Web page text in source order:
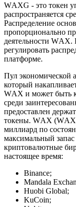
WАXG - это токен
распространяется
Распределение
пропорционально
деятельности WАX.
регулировать
платформе.
Пул экономической
который
WАX и может быть
среди
предоставлен
токены. WАX
миллиард по
максимальный
криптовалютные
настоящее время:
Binance;
Mandala
Huobi Global;
KuCoin;